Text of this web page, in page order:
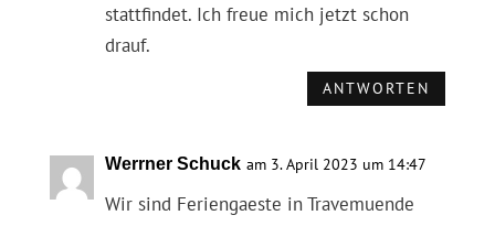
stattfindet. Ich freue mich jetzt schon
drauf.
ANTWORTEN
Werrner Schuck am 3. April 2023 um 14:47
Wir sind Feriengaeste in Travemuende